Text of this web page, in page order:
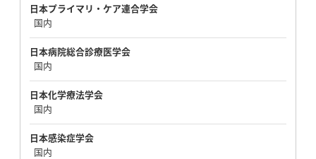
日本プライマリ・ケア連合学会
国内
日本病院総合診療医学会
国内
日本化学療法学会
国内
日本感染症学会
国内